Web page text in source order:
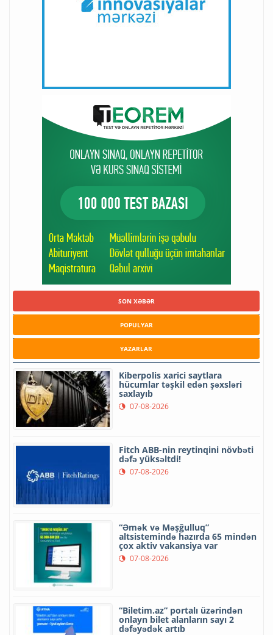
SON XƏBƏR
POPULYAR
YAZARLAR
Kiberpolis xarici saytlara
hücumlar təşkil edən şəxsləri
saxlayıb
07-08-2026
Fitch ABB-nin reytinqini növbəti
dəfə yüksəltdi!
07-08-2026
“Əmək və Məşğulluq”
altsistemində hazırda 65 mindən
çox aktiv vakansiya var
07-08-2026
“Biletim.az” portalı üzərindən
onlayn bilet alanların sayı 2
dəfəyədək artıb